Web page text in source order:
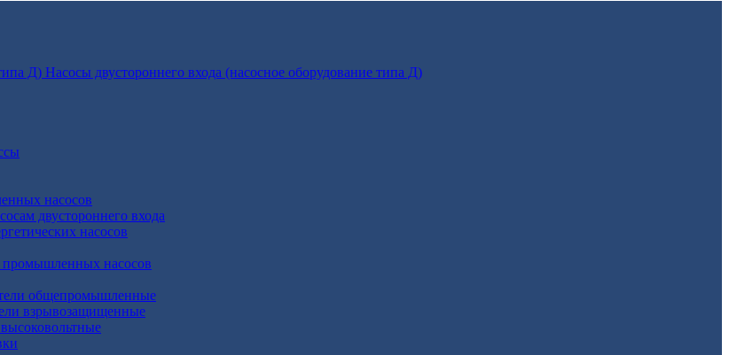
Насосы двустороннего входа (насосное оборудование типа Д)
насосов
двустороннего входа
насосов
промышленных насосов
общепромышленные
взрывозащищенные